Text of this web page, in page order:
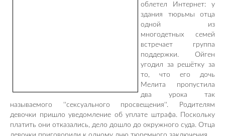
облетел Интернет: у
здания тюрьмы отца
одной из
многодетных семей
встречает группа
поддержки. Ойген
угодил за решётку за
то, что его дочь
Мелита пропустила
два урока так
называемого ''сексуального просвещения''. Родителям
девочки пришло уведомление об уплате штрафа. Поскольку
платить они отказались, дело дошло до окружного суда. Отца